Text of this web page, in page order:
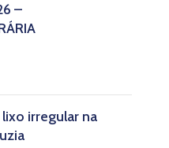
–
irregular na